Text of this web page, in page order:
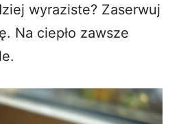
wyraziste? Zaserwuj
. Na ciepło zawsze